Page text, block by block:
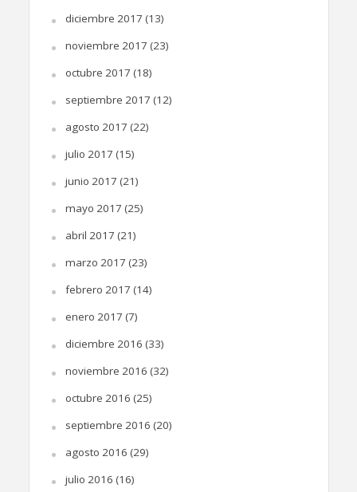
diciembre 2017 (13)
noviembre 2017 (23)
octubre 2017 (18)
septiembre 2017 (12)
agosto 2017 (22)
julio 2017 (15)
junio 2017 (21)
mayo 2017 (25)
abril 2017 (21)
marzo 2017 (23)
febrero 2017 (14)
enero 2017 (7)
diciembre 2016 (33)
noviembre 2016 (32)
octubre 2016 (25)
septiembre 2016 (20)
agosto 2016 (29)
julio 2016 (16)